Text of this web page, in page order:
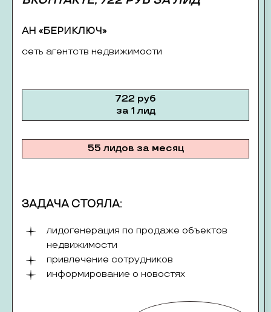
АН «БЕРИКЛЮЧ»
сеть агентств недвижимости
722 руб
за 1 лид
55 лидов за месяц
ЗАДАЧА СТОЯЛА:
лидогенерация по продаже объектов
недвижимости
привлечение сотрудников
информирование о новостях